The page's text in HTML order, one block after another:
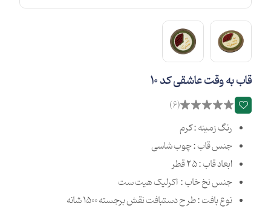
قاب به وقت عاشقی کد 10
(6)
رنگ زمینه : کرم
جنس قاب : چوب شاسی
ابعاد قاب : 25 قطر
جنس نخ خاب : اکرلیک هیت ست
نوع بافت : طرح دستبافت نقش برجسته 1500 شانه